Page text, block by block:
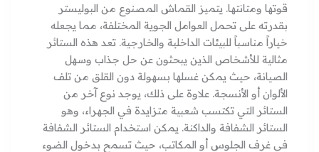
قوتها ومتانتها. يتميز القماش المصنوع من البوليستر
بقدرته على تحمل العوامل الجوية المختلفة، مما يجعله
خياراً مناسباً للبيئات الداخلية والخارجية. تعد هذه الستائر
مثالية للأشخاص الذين يبحثون عن حل جذاب وسهل
الصيانة، حيث يمكن غسلها بسهولة دون القلق من تلف
الألوان أو الأنسجة. علاوة على ذلك، يوجد نوع آخر من
الستائر التي تكتسب شعبية متزايدة في الجهراء، وهو
الستائر الشفافة والداكنة. يمكن استخدام الستائر الشفافة
في غرف الجلوس أو المكاتب، حيث تسمح بدخول الضوء